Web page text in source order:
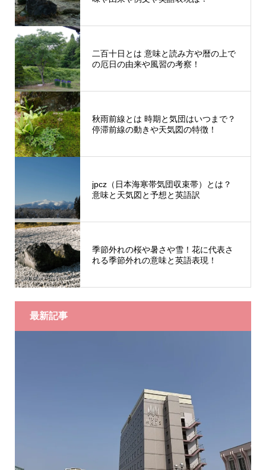
二百十日とは 意味と読み方や暦の上で
の厄日の由来や風習の考察！
秋雨前線とは 時期と気団はいつまで？
停滞前線の動きや天気図の特徴！
jpcz（日本海寒帯気団収束帯）とは？
意味と天気図と予想と英語訳
季節外れの桜や暑さや雪！花に代表さ
れる季節外れの意味と英語表現！
最新記事